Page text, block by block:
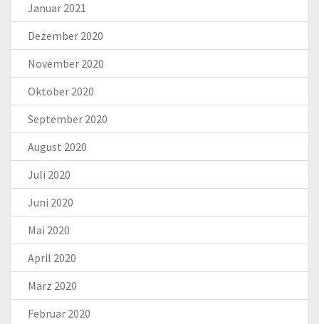
Januar 2021
Dezember 2020
November 2020
Oktober 2020
September 2020
August 2020
Juli 2020
Juni 2020
Mai 2020
April 2020
März 2020
Februar 2020